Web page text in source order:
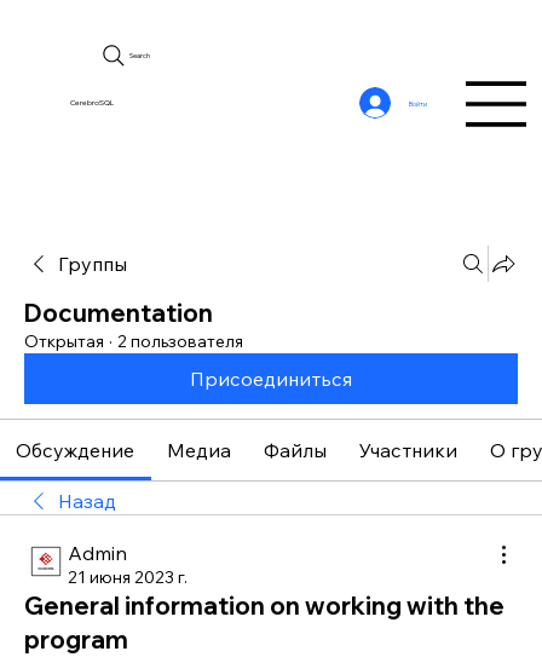
CerebroSQL
Search
Войти
Группы
Documentation
Открытая · 2 пользователя
Присоединиться
Обсуждение Медиа Файлы Участники О
Назад
Admin
21 июня 2023 г.
General information on working with the
program